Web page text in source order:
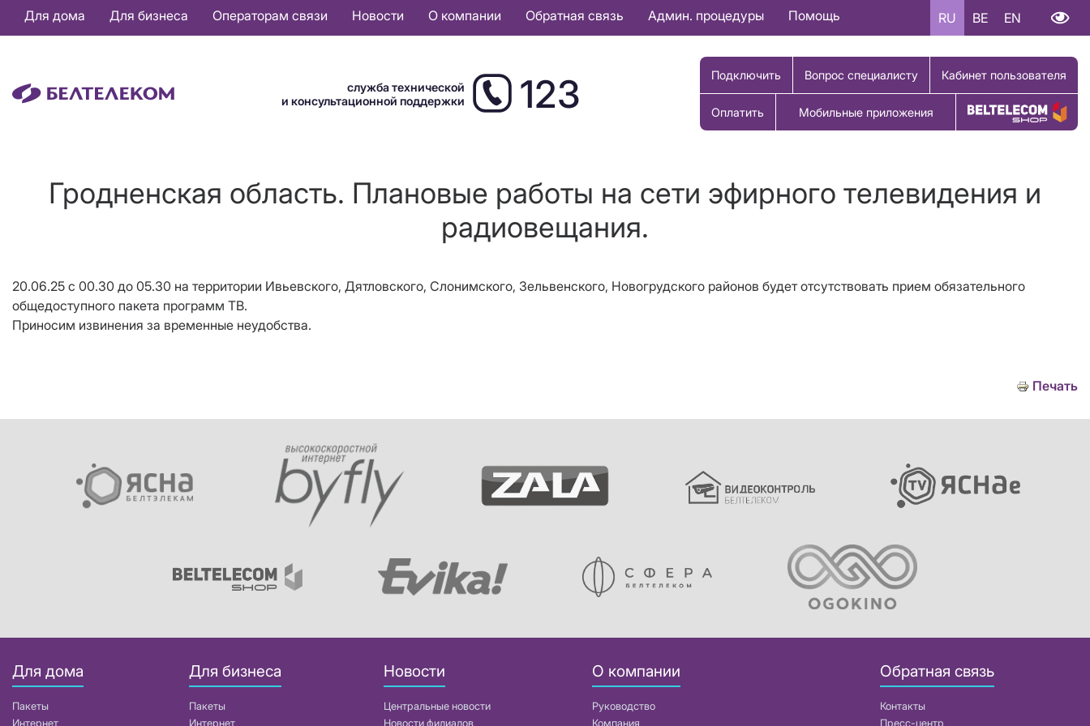
Основная
навигация
Для дома Для бизнеса Операторам связи Новости О компании Обратная связь Админ. процедуры Помощь RU BE EN
служба технической
и консультационной поддержки
123 Подключить Вопрос специалисту Кабинет пользователя
Оплатить Мобильные приложения Купить товар
Гродненская область. Плановые работы на сети эфирного телевидения и
радиовещания.
20.06.25 с 00.30 до 05.30 на территории Ивьевского, Дятловского, Слонимского, Зельвенского, Новогрудского районов будет отсутствовать прием обязательного
общедоступного пакета программ ТВ.
Приносим извинения за временные неудобства.
Печать
Для дома
Пакеты
Интернет
Для бизнеса
Пакеты
Интернет
Новости
Центральные новости
Новости филиалов
О компании
Руководство
Компания
Обратная связь
Контакты
Пресс-центр